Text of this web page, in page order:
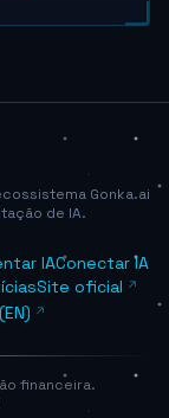
Gonka.ai
de IA.
IAConectar IA
Site oficial
financeira.